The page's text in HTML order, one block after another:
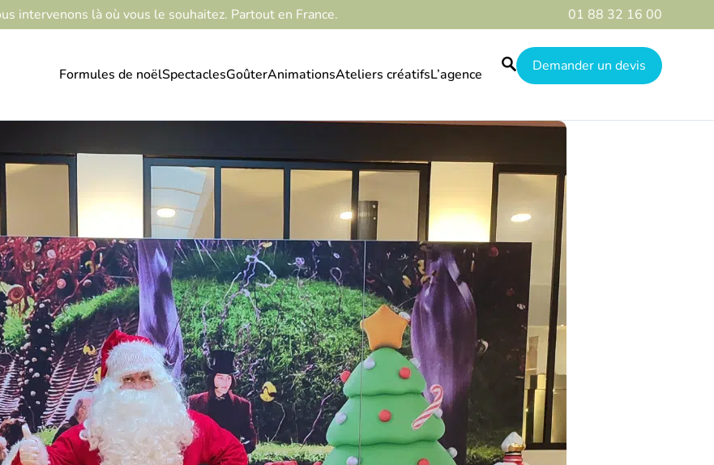
intervenons là où vous le souhaitez. Partout en France. 01 88 32 16 00
Formules de noëlSpectaclesGoûterAnimationsAteliers créatifsL’agence
Qui sommes-nous
Galerie
Destinations
Demander un devis